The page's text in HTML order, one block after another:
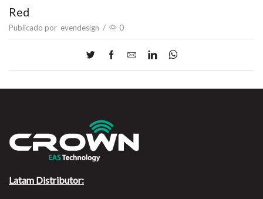
Red
Publicado por evendesign / 0
Latam Distributor: